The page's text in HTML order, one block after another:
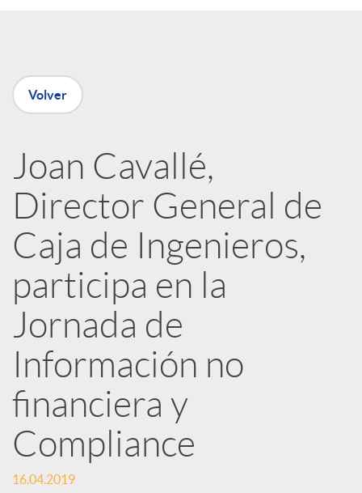
n
R
e
d
e
s
S
o
Volver
Joan Cavallé,
Director General de
Caja de Ingenieros,
participa en la
Jornada de
Información no
financiera y
Compliance
16.04.2019